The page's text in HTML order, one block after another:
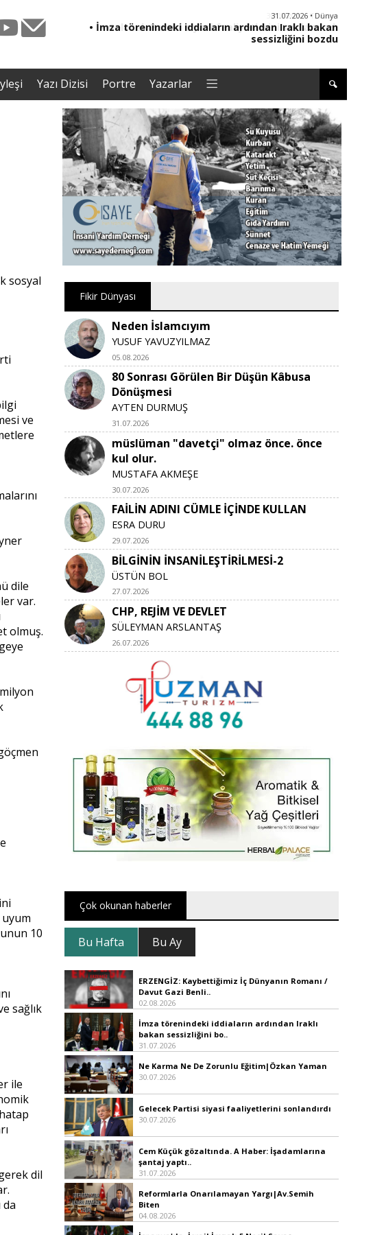
bakan
bozdu
30.07.2026 • Türkiye
• Gelecek Partisi siyasi faaliyetlerini sonlandırdı
Yazı Dizisi Portre Yazarlar
sosyal
ve
dile
var.
olmuş.
uyum
10
sağlık
ile
dil
da
Fikir Dünyası
Neden İslamcıyım
YUSUF YAVUZYILMAZ
05.08.2026
80 Sonrası Görülen Bir Düşün Kâbusa
Dönüşmesi
AYTEN DURMUŞ
31.07.2026
müslüman "davetçi" olmaz önce. önce
kul olur.
MUSTAFA AKMEŞE
30.07.2026
FAİLİN ADINI CÜMLE İÇİNDE KULLAN
ESRA DURU
29.07.2026
BİLGİNİN İNSANİLEŞTİRİLMESİ-2
ÜSTÜN BOL
27.07.2026
CHP, REJİM VE DEVLET
SÜLEYMAN ARSLANTAŞ
26.07.2026
Çok okunan haberler
Bu Hafta Bu Ay
ERZENGİZ: Kaybettiğimiz İç Dünyanın Romanı /
Davut Gazi Benli..
02.08.2026
İmza törenindeki iddiaların ardından Iraklı
bakan sessizliğini bo..
31.07.2026
Ne Karma Ne De Zorunlu Eğitim|Özkan Yaman
30.07.2026
Gelecek Partisi siyasi faaliyetlerini sonlandırdı
30.07.2026
Cem Küçük gözaltında. A Haber: İşadamlarına
şantaj yaptı..
31.07.2026
Reformlarla Onarılamayan Yargı|Av.Semih
Biten
04.08.2026